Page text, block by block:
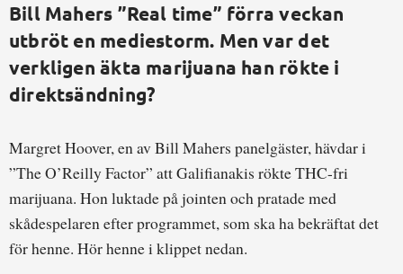
Bill Mahers ”Real time” förra veckan
utbröt en mediestorm. Men var det
verkligen äkta marijuana han rökte i
direktsändning?
Margret Hoover, en av Bill Mahers panelgäster, hävdar i
”The O’Reilly Factor” att Galifianakis rökte THC-fri
marijuana. Hon luktade på jointen och pratade med
skådespelaren efter programmet, som ska ha bekräftat det
för henne. Hör henne i klippet nedan.